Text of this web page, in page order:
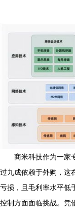
商米科技作为一家
过九成依赖于外购，这
亏损，且毛利率水平低
控制方面面临挑战。凭